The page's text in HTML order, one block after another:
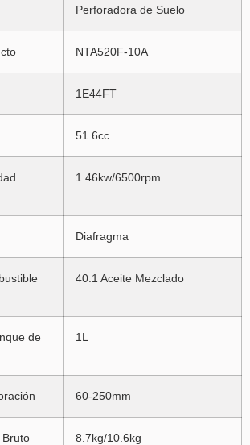
Perforadora de Suelo
NTA520F-10A
1E44FT
51.6cc
1.46kw/6500rpm
Diafragma
40:1 Aceite Mezclado
de
1L
60-250mm
Bruto 8.7kg/10.6kg